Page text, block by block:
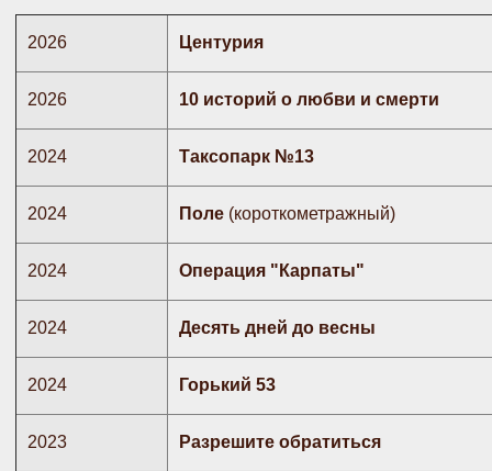
2026 Центурия
2026 10 историй о любви и смерти
2024 Таксопарк №13
2024 Поле (короткометражный)
2024 Операция "Карпаты"
2024 Десять дней до весны
2024 Горький 53
2023 Разрешите обратиться